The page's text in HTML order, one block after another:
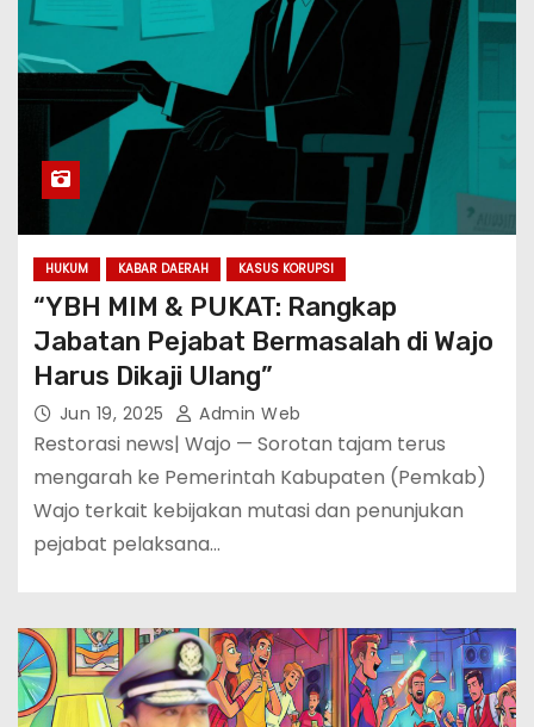
HUKUM KABAR DAERAH KASUS KORUPSI
“YBH MIM & PUKAT: Rangkap
Jabatan Pejabat Bermasalah di Wajo
Harus Dikaji Ulang”
Jun 19, 2025 Admin Web
Restorasi news| Wajo — Sorotan tajam terus
mengarah ke Pemerintah Kabupaten (Pemkab)
Wajo terkait kebijakan mutasi dan penunjukan
pejabat pelaksana…